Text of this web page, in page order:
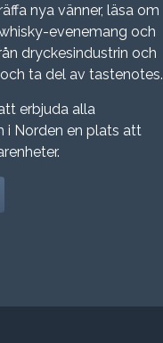
nya vänner, läsa om
evenemang och
dryckesindustrin och
ta del av tastenotes.
erbjuda alla
i Norden en plats att